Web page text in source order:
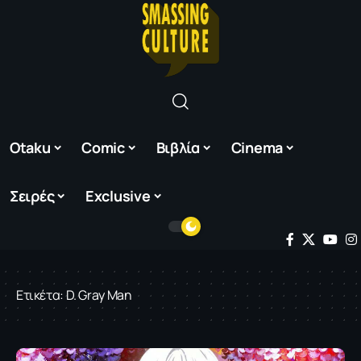
Otaku Comic Βιβλία Cinema
Σειρές Exclusive
Ετικέτα:D. Gray Man